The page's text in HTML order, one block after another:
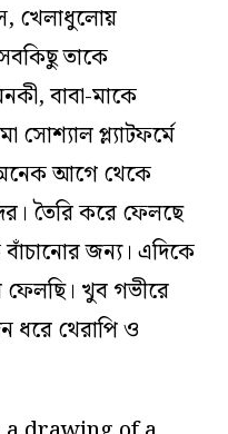
খেলাধুলোয়
সবকিছু তাকে
বাবা-মাকে
সোশ্যাল প্ল্যাটফর্মে
আগে থেকে
তৈরি করে ফেলছে
জন্য। এদিকে
ফেলছি। খুব গভীরে
ধরে থেরাপি ও